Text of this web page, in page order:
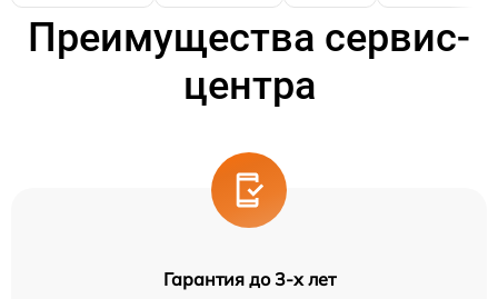
Преимущества сервис-
центра
Гарантия до 3-х лет